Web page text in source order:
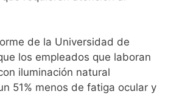
de la Universidad de
los empleados que laboran
iluminación natural
51% menos de fatiga ocular y